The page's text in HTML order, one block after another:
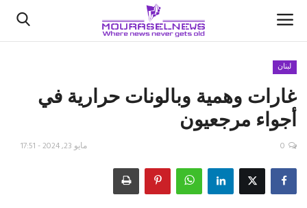
الأخبار
كتّابنا
اقتصاد
لبنان
غارات وهمية وبالونات حرارية في
أجواء مرجعيون
مايو 23, 2024 - 17:51 0